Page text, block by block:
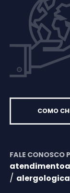
COMO
FALE CONOSCO
/